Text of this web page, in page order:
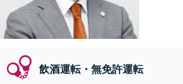
飲酒運転・無免許運転